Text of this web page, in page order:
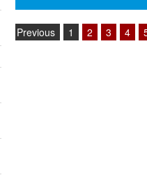
Previous 1 2 3 4